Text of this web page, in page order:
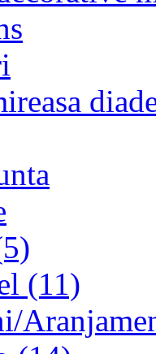
(11)